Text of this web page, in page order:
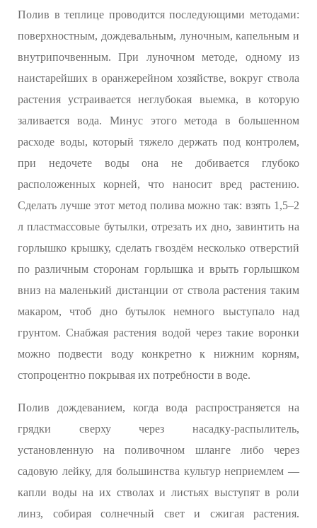
Полив в теплице проводится последующими методами:
поверхностным, дождевальным, луночным, капельным и
внутрипочвенным. При луночном методе, одному из
наистарейших в оранжерейном хозяйстве, вокруг ствола
растения устраивается неглубокая выемка, в которую
заливается вода. Минус этого метода в большенном
расходе воды, который тяжело держать под контролем,
при недочете воды она не добивается глубоко
расположенных корней, что наносит вред растению.
Сделать лучше этот метод полива можно так: взять 1,5–2
л пластмассовые бутылки, отрезать их дно, завинтить на
горлышко крышку, сделать гвоздём несколько отверстий
по различным сторонам горлышка и врыть горлышком
вниз на маленький дистанции от ствола растения таким
макаром, чтоб дно бутылок немного выступало над
грунтом. Снабжая растения водой через такие воронки
можно подвести воду конкретно к нижним корням,
стопроцентно покрывая их потребности в воде.
Полив дождеванием, когда вода распространяется на
грядки сверху через насадку-распылитель,
установленную на поливочном шланге либо через
садовую лейку, для большинства культур неприемлем —
капли воды на их стволах и листьях выступят в роли
линз, собирая солнечный свет и сжигая растения.